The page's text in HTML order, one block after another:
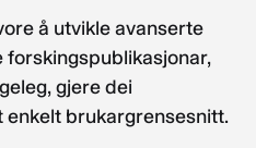
å utvikle avanserte
gjere dei
enkelt brukargrensesnitt.